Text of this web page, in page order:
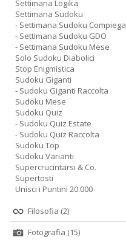
Settimana Logika
Settimana Sudoku
- Settimana Sudoku Compiega
- Settimana Sudoku GDO
- Settimana Sudoku Mese
Solo Sudoku Diabolici
Stop Enigmistica
Sudoku Giganti
- Sudoku Giganti Raccolta
Sudoku Mese
Sudoku Quiz
- Sudoku Quiz Estate
- Sudoku Quiz Raccolta
Sudoku Top
Sudoku Varianti
Supercrucintarsi & Co.
Supertosti
Unisci i Puntini 20.000
Filosofia (2)
Fotografia (15)